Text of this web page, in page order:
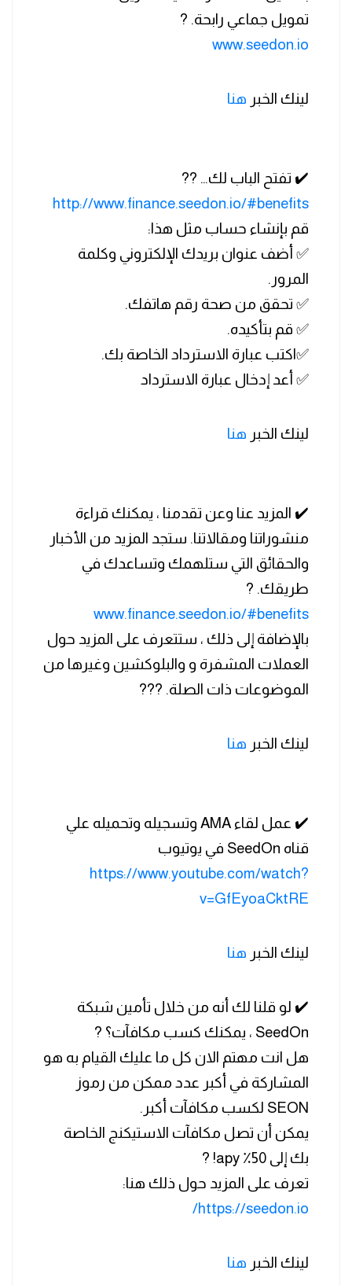
تمويل جماعي رابحة. ?
www.seedon.io
لينك الخبر هنا
✔️ تفتح الباب لك… ??
http://www.finance.seedon.io/#benefits
قم بإنشاء حساب مثل هذا:
✅ أضف عنوان بريدك الإلكتروني وكلمة
المرور.
✅ تحقق من صحة رقم هاتفك.
✅ قم بتأكيده.
✅اكتب عبارة الاسترداد الخاصة بك.
✅ أعد إدخال عبارة الاسترداد
لينك الخبر هنا
✔️ المزيد عنا وعن تقدمنا ​​، يمكنك قراءة
منشوراتنا ومقالاتنا. ستجد المزيد من الأخبار
والحقائق التي ستلهمك وتساعدك في
طريقك. ?
www.finance.seedon.io/#benefits
بالإضافة إلى ذلك ، ستتعرف على المزيد حول
العملات المشفرة و والبلوكشين وغيرها من
الموضوعات ذات الصلة. ???
لينك الخبر هنا
✔️ عمل لقاء AMA وتسجيله وتحميله علي
قناه SeedOn في يوتيوب
https://www.youtube.com/watch?
v=GfEyoaCktRE
لينك الخبر هنا
✔️ لو قلنا لك أنه من خلال تأمين شبكة
SeedOn ، يمكنك كسب مكافآت؟ ?
هل انت مهتم الان كل ما عليك القيام به هو
المشاركة في أكبر عدد ممكن من رموز
SEON لكسب مكافآت أكبر.
يمكن أن تصل مكافآت الاستيكنج الخاصة
بك إلى 50٪ apy! ?
تعرف على المزيد حول ذلك هنا:
https://seedon.io/
لينك الخبر هنا